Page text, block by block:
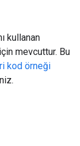
kullanan
için mevcuttur. Bu
kod örneği